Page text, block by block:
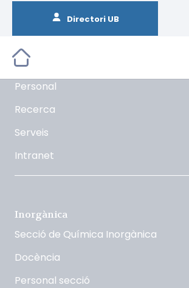
Directori UB
Orgànica
La Secció
Docència
Personal
Recerca
Serveis
Intranet
Inorgànica
Secció de Química Inorgànica
Docència
Personal secció